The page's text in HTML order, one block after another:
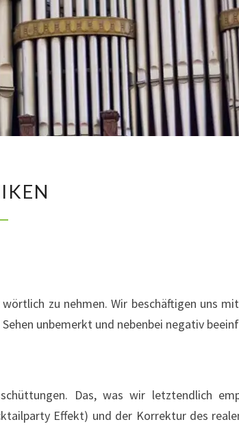
zu nehmen. Wir beschäftigen uns
unbemerkt und nebenbei negativ
Das, was wir letztendlich
Effekt) und der Korrektur des